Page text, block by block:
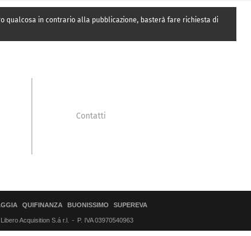
qualcosa in contrario alla pubblicazione, basterà fare richiesta di
Contatti
QUIFINANZA BUONISSIMO SUPEREVA
Acquisition S.á r.l. P. IVA 03970540963